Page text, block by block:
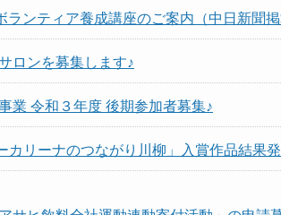
ンティア養成講座のご案内（中日新聞掲
ロンを募集します♪
業 令和３年度 後期参加者募集♪
カリーナのつながり川柳」入賞作品結果発